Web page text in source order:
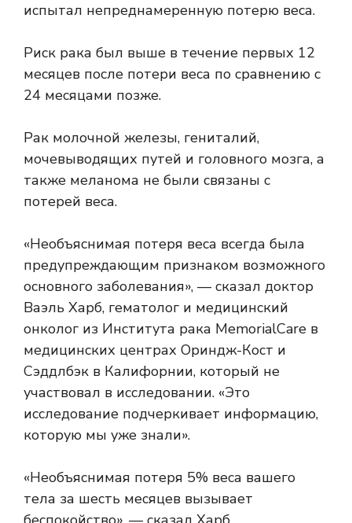
испытал непреднамеренную потерю веса.
Риск рака был выше в течение первых 12
месяцев после потери веса по сравнению с
24 месяцами позже.
Рак молочной железы, гениталий,
мочевыводящих путей и головного мозга, а
также меланома не были связаны с
потерей веса.
«Необъяснимая потеря веса всегда была
предупреждающим признаком возможного
основного заболевания», — сказал доктор
Ваэль Харб, гематолог и медицинский
онколог из Института рака MemorialCare в
медицинских центрах Ориндж-Кост и
Сэддлбэк в Калифорнии, который не
участвовал в исследовании. «Это
исследование подчеркивает информацию,
которую мы уже знали».
«Необъяснимая потеря 5% веса вашего
тела за шесть месяцев вызывает